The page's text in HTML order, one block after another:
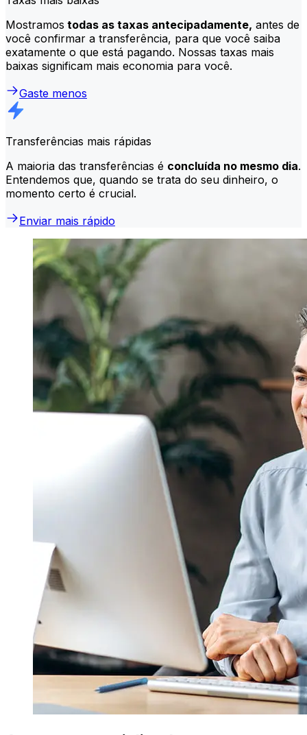
Mostramos todas as taxas antecipadamente, antes de
você confirmar a transferência, para que você saiba
exatamente o que está pagando. Nossas taxas mais
baixas significam mais economia para você.
Gaste menos
Transferências mais rápidas
A maioria das transferências é concluída no mesmo dia.
Entendemos que, quando se trata do seu dinheiro, o
momento certo é crucial.
Enviar mais rápido